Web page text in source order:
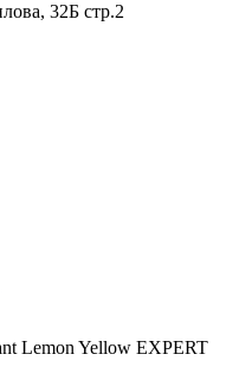
32Б стр.2
Lemon Yellow EXPERT